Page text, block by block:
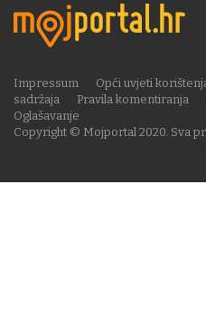
Copyright © Mojportal 2020. Sva
Impressum Opći uvjeti
sadržaja
Pravila komentiranja
Oglašavanje